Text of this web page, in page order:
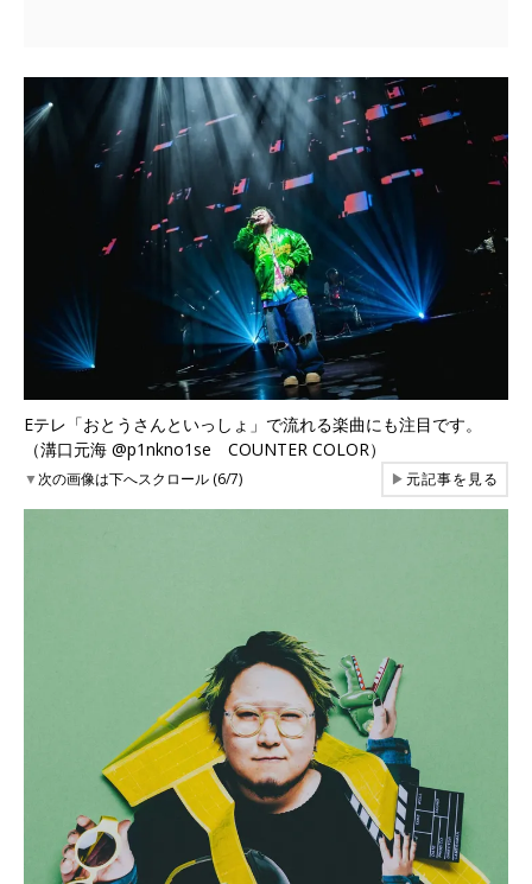
Eテレ「おとうさんといっしょ」で流れる楽曲にも注目です。
（溝口元海 @p1nkno1se COUNTER COLOR）
▼次の画像は下へスクロール (6/7) ▶元記事を見る